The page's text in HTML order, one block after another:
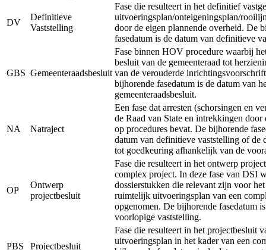
DV
Definitieve
Vaststelling
Fase die resulteert in het definitief
uitvoeringsplan/onteigeningsplan/
door de eigen plannende overheid. De
fasedatum is de datum van definitieve
GBS Gemeenteraadsbesluit
Fase binnen HOV procedure waarbij
besluit van de gemeenteraad tot
van de verouderde
bijhorende fasedatum is de datum van
gemeenteraadsbesluit.
NA Natraject
Een fase dat arresten (schorsingen en
de Raad van State en intrekkingen door
op procedures bevat. De bijhorende
datum van definitieve vaststelling of de
tot goedkeuring afhankelijk van de
OP
Ontwerp
projectbesluit
Fase die resulteert in het ontwerp
complex project. In deze fase van DSI
dossierstukken die relevant zijn voor
ruimtelijk uitvoeringsplan van een
opgenomen. De bijhorende fasedatum
voorlopige vaststelling.
PBS Projectbesluit
Fase die resulteert in het projectbesluit
uitvoeringsplan in het kader van een